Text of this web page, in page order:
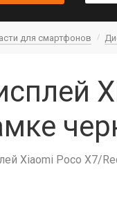
для смартфонов
Xiaomi Poco X7/